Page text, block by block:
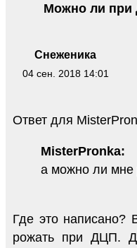
Снеженика
04 сен. 2018 14:01
Можно ли при
Ответ для
MisterPronka:
а можно ли мне
Где это написано?
рожать при ДЦП.